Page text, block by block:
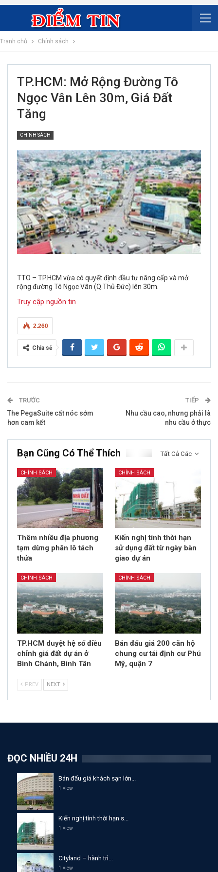
Tranh chủ Chính sách
TP.HCM: Mở Rộng Đường Tô
Ngọc Vân Lên 30m, Giá Đất
Tăng
CHÍNH SÁCH
TTO – TP.HCM vừa có quyết định đầu tư nâng cấp và mở
rộng đường Tô Ngọc Vân (Q.Thủ Đức) lên 30m.
Truy cập nguồn tin
2.260
Chia sẻ
TRƯỚC
The PegaSuite cất nóc sớm
hơn cam kết
TIẾP
Nhu cầu cao, nhưng phải là
nhu cầu ở thực
Tất Cả Các
Bạn Cũng Có Thể Thích
CHÍNH SÁCH
Thêm nhiều địa phương
tạm dừng phân lô tách
thửa
CHÍNH SÁCH
Kiến nghị tính thời hạn
sử dụng đất từ ngày bàn
giao dự án
CHÍNH SÁCH
TP.HCM duyệt hệ số điều
chỉnh giá đất dự án ở
Bình Chánh, Bình Tân
CHÍNH SÁCH
Bán đấu giá 200 căn hộ
chung cư tái định cư Phú
Mỹ, quận 7
PREV NEXT
ĐỌC NHIỀU 24H
Bán đấu giá khách sạn lớn...
1 view
Kiến nghị tính thời hạn s...
1 view
Cityland – hành trì...
1 view